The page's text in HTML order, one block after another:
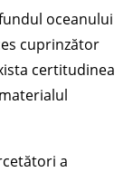
oceanului
cuprinzător
certitudinea
a